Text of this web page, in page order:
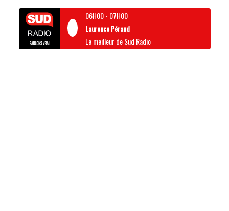
06H00- 07H00
Laurence Péraud
Le meilleur de Sud Radio